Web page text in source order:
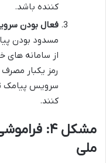
کننده باشد.
فعال بودن
مسدود بودن
از سامانه های
رمز یکبار
سرویس پیامک
کنند.
مشکل ۴:
ملی